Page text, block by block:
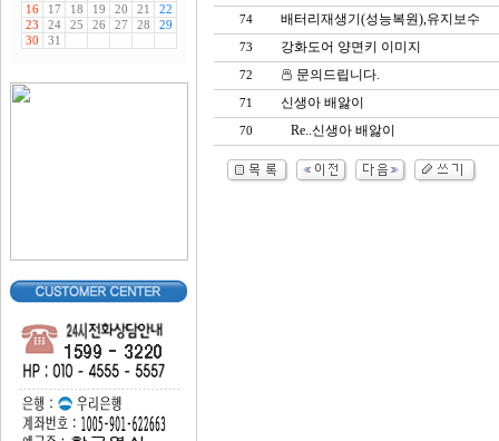
74 배터리재생기(성능복원),유지보수
73 강화도어 양면키 이미지
72 문의드립니다.
71 신생아 배앓이
70 Re..신생아 배앓이